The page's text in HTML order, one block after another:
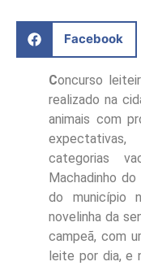
Facebook
Concurso
realizado na
animais com
categorias
Machadinho
do município
novelinha da
campeã, com
leite por dia, e